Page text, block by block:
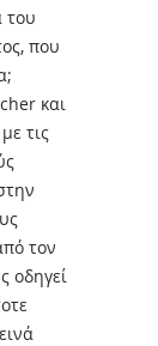
του
που
και
τις
τον
οδηγεί